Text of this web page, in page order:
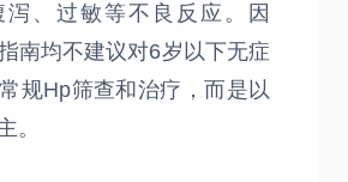
、过敏等不良反应。因
南均不建议对6岁以下无症
规Hp筛查和治疗，而是以
。